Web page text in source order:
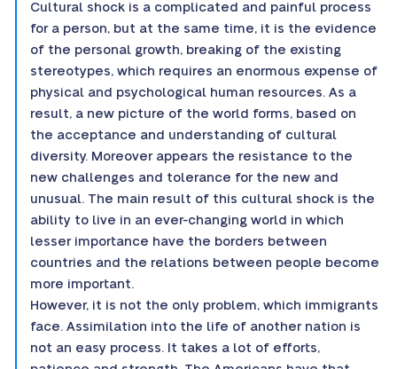
Cultural shock is a complicated and painful process
for a person, but at the same time, it is the evidence
of the personal growth, breaking of the existing
stereotypes, which requires an enormous expense of
physical and psychological human resources. As a
result, a new picture of the world forms, based on
the acceptance and understanding of cultural
diversity. Moreover appears the resistance to the
new challenges and tolerance for the new and
unusual. The main result of this cultural shock is the
ability to live in an ever-changing world in which
lesser importance have the borders between
countries and the relations between people become
more important.
However, it is not the only problem, which immigrants
face. Assimilation into the life of another nation is
not an easy process. It takes a lot of efforts,